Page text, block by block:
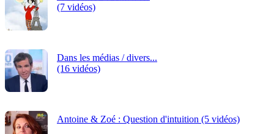
(7 vidéos)
Dans les médias / divers...
(16 vidéos)
Antoine & Zoé : Question d'intuition (5 vidéos)